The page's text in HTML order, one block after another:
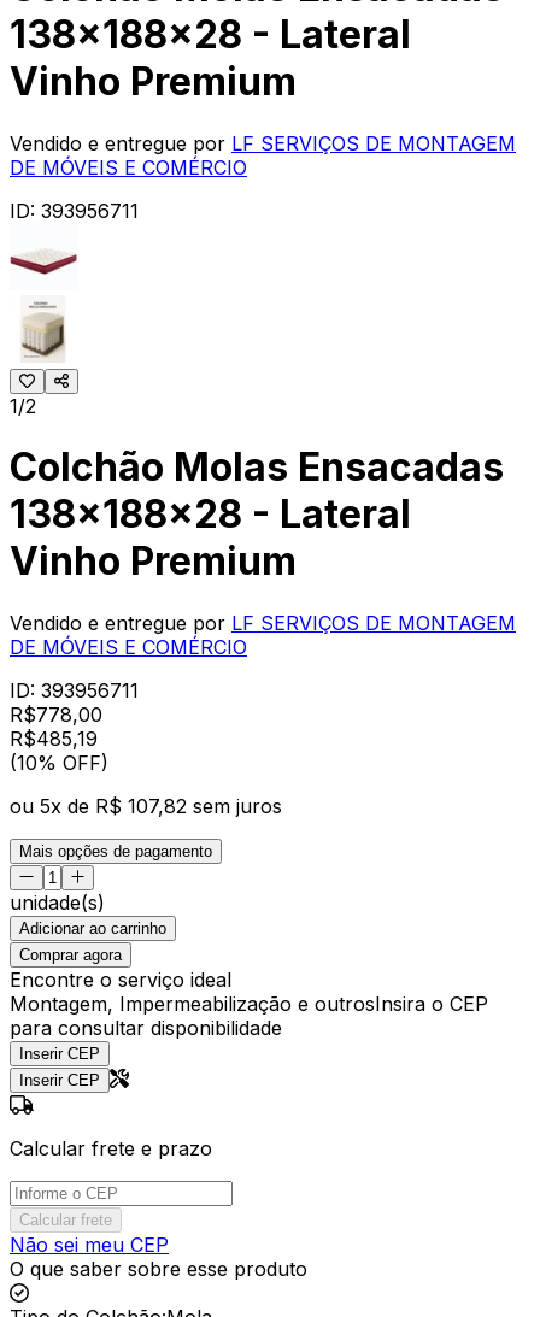
138x188x28 - Lateral
Vinho Premium
Vendido e entregue por LF SERVIÇOS DE MONTAGEM
DE MÓVEIS E COMÉRCIO
ID: 393956711
1/2
Colchão Molas Ensacadas
138x188x28 - Lateral
Vinho Premium
Vendido e entregue por LF SERVIÇOS DE MONTAGEM
DE MÓVEIS E COMÉRCIO
ID: 393956711
R$778,00
R$485,19
(10% OFF)
ou 5x de R$ 107,82 sem juros
Mais opções de pagamento
unidade(s)
Adicionar ao carrinho
Comprar agora
Encontre o serviço ideal
Montagem, Impermeabilização e outrosInsira o CEP
para consultar disponibilidade
Inserir CEP
Inserir CEP
Calcular frete e prazo
Calcular frete
Não sei meu CEP
O que saber sobre esse produto